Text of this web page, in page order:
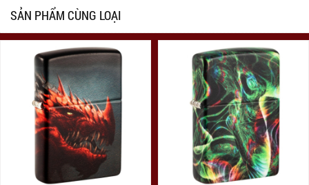
SẢN PHẨM CÙNG LOẠI